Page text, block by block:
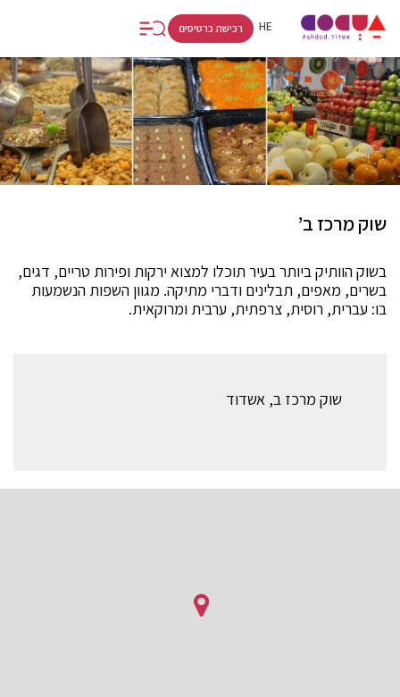
HE
RU
רכישת כרטיסים
שוק מרכז ב’
בשוק הוותיק ביותר בעיר תוכלו למצוא ירקות ופירות טריים, דגים,
בשרים, מאפים, תבלינים ודברי מתיקה. מגוון השפות הנשמעות
בו: עברית, רוסית, צרפתית, ערבית ומרוקאית.
שוק מרכז ב, אשדוד